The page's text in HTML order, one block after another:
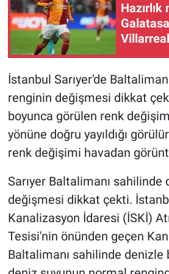
Hazırlık
İstanbul Sarıyer'de
renginin değişmesi dikkat
boyunca görülen renk
yönüne doğru yayıldığı
renk değişimi havadan
Sarıyer Baltalimanı
değişmesi dikkat çekti.
Kanalizasyon İdaresi (İSKİ)
Tesisi'nin önünden geçen
Baltalimanı sahilinde